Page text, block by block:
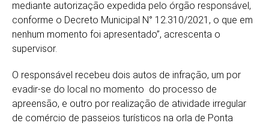
mediante autorização expedida pelo órgão responsável,
conforme o Decreto Municipal N° 12.310/2021, o que em
nenhum momento foi apresentado”, acrescenta o
supervisor.
O responsável recebeu dois autos de infração, um por
evadir-se do local no momento do processo de
apreensão, e outro por realização de atividade irregular
de comércio de passeios turísticos na orla de Ponta